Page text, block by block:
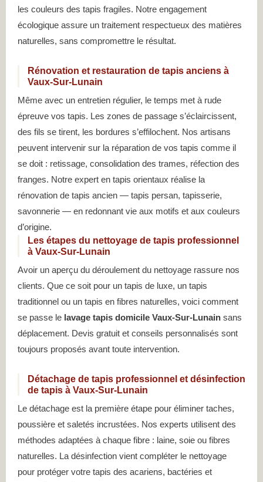
les couleurs des tapis fragiles. Notre engagement
écologique assure un traitement respectueux des matières
naturelles, sans compromettre le résultat.
Rénovation et restauration de tapis anciens à
Vaux-Sur-Lunain
Même avec un entretien régulier, le temps met à rude
épreuve vos tapis. Les zones de passage s’éclaircissent,
des fils se tirent, les bordures s’effilochent. Nos artisans
peuvent intervenir sur la réparation de vos tapis comme il
se doit : retissage, consolidation des trames, réfection des
franges. Notre expert en tapis orientaux réalise la
rénovation de tapis ancien — tapis persan, tapisserie,
savonnerie — en redonnant vie aux motifs et aux couleurs
d’origine.
Les étapes du nettoyage de tapis professionnel
à Vaux-Sur-Lunain
Avoir un aperçu du déroulement du nettoyage rassure nos
clients. Que ce soit pour un tapis de luxe, un tapis
traditionnel ou un tapis en fibres naturelles, voici comment
se passe le lavage tapis domicile Vaux-Sur-Lunain sans
déplacement. Devis gratuit et conseils personnalisés sont
toujours proposés avant toute intervention.
Détachage de tapis professionnel et désinfection
de tapis à Vaux-Sur-Lunain
Le détachage est la première étape pour éliminer taches,
poussière et saletés incrustées. Nos experts utilisent des
méthodes adaptées à chaque fibre : laine, soie ou fibres
naturelles. La désinfection vient compléter le nettoyage
pour protéger votre tapis des acariens, bactéries et